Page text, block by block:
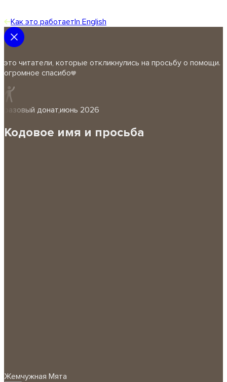
Как это работаетIn English
это читатели, которые откликнулись на просьбу о помощи.
огромное спасибо
разовый донат,июнь 2026
Кодовое имя и просьба
Жемчужная Мята